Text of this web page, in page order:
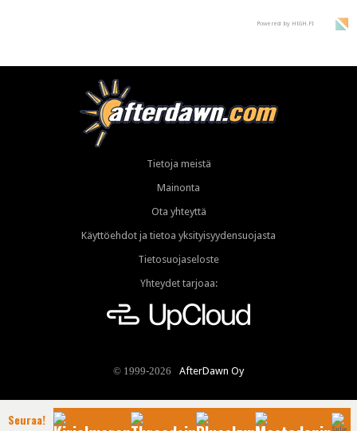
Powered by HIGH.FI
Tietoja meistä
Mainonta
Ota yhteyttä
Käyttöehdot ja tietoa yksityisyydensuojasta
Tietosuojaseloste
Yhteydet tarjoaa:
© 1999-2026 AfterDawn Oy
Seuraa!